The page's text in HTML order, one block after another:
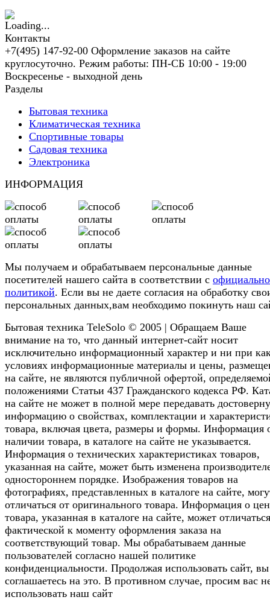
Контакты
+7(495) 147-92-00 Оформление заказов на сайте
круглосуточно. Режим работы: ПН-СБ 10:00 - 19:00
Воскресенье - выходной день
Разделы
Бытовая техника
Климатическая техника
Спортивные товары
Садовая техника
Электроника
ИНФОРМАЦИЯ
Мы получаем и обрабатываем персональные данные
посетителей нашего сайта в соответствии с
политикой. Если вы не даете согласия на обработку
персональных данных,вам необходимо покинуть наш
Бытовая техника TeleSolo © 2005 | Обращаем Ваше
внимание на то, что данный интернет-сайт носит
исключительно информационный характер и ни при
условиях информационные материалы и цены,
на сайте, не являются публичной офертой,
положениями Статьи 437 Гражданского кодекса РФ.
на сайте не может в полной мере передавать
информацию о свойствах, комплектации и
товара, включая цвета, размеры и формы. Информация
наличии товара, в каталоге на сайте не указывается.
Информация о технических характеристиках товаров,
указанная на сайте, может быть изменена
одностороннем порядке. Изображения товаров на
фотографиях, представленных в каталоге на сайте,
отличаться от оригинального товара. Информация о
товара, указанная в каталоге на сайте, может
фактической к моменту оформления заказа на
соответствующий товар. Мы обрабатываем данные
пользователей согласно нашей политике
конфиденциальности. Продолжая использовать сайт, вы
соглашаетесь на это. В противном случае, просим вас
использовать наш сайт